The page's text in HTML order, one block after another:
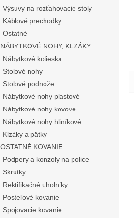
Výsuvy na rozťahovacie stoly
Káblové prechodky
Ostatné
NÁBYTKOVÉ NOHY, KLZÁKY
Nábytkové kolieska
Stolové nohy
Stolové podnože
Nábytkové nohy plastové
Nábytkové nohy kovové
Nábytkové nohy hliníkové
Klzáky a pätky
OSTATNÉ KOVANIE
Podpery a konzoly na police
Skrutky
Rektifikačné uholníky
Posteľové kovanie
Spojovacie kovanie